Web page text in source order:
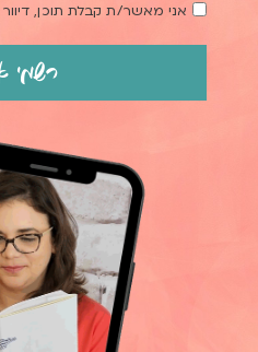
אני מאשר/ת קבלת תוכן,
רשמי